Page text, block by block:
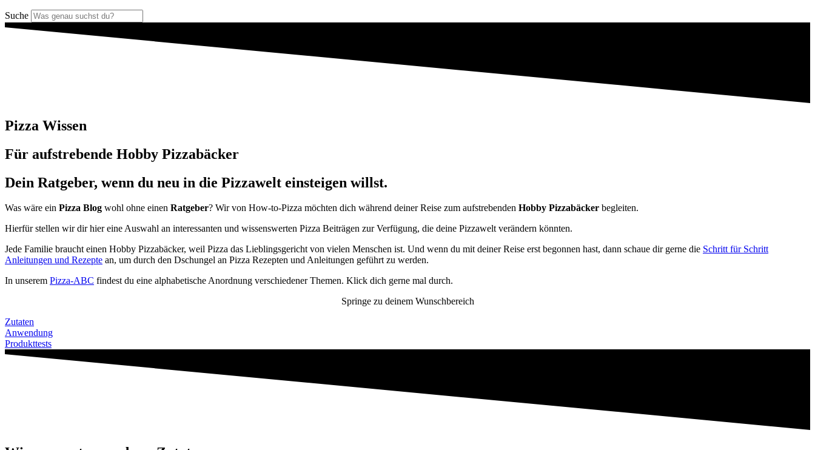
Suche
Pizza Wissen
Für aufstrebende Hobby Pizzabäcker
Dein Ratgeber, wenn du neu in die Pizzawelt einsteigen willst.
Was wäre ein Pizza Blog wohl ohne einen Ratgeber? Wir von How-to-Pizza möchten dich während deiner Reise zum aufstrebenden Hobby Pizzabäcker begleiten.
Hierfür stellen wir dir hier eine Auswahl an interessanten und wissenswerten Pizza Beiträgen zur Verfügung, die deine Pizzawelt verändern könnten.
Jede Familie braucht einen Hobby Pizzabäcker, weil Pizza das Lieblingsgericht von vielen Menschen ist. Und wenn du mit deiner Reise erst begonnen hast, dann schaue dir gerne die Schritt für Schritt
Anleitungen und Rezepte an, um durch den Dschungel an Pizza Rezepten und Anleitungen geführt zu werden.
In unserem Pizza-ABC findest du eine alphabetische Anordnung verschiedener Themen. Klick dich gerne mal durch.
Springe zu deinem Wunschbereich
Zutaten
Anwendung
Produkttests